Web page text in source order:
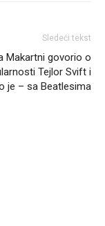
Sledeći tekst
Makartni govorio o
Tejlor Svift i
je – sa Beatlesima